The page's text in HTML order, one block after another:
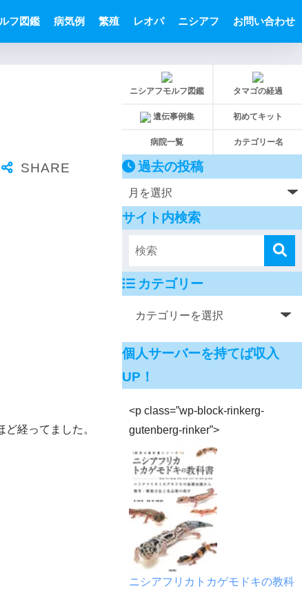
フ図鑑 病気例 繁殖 レオパ ニシアフ お問い合わせ
経ってました。
ニシアフモルフ図鑑 タマゴの経過
遺伝事例集 初めてキット
病院一覧 カテゴリー名
過去の投稿
サイト内検索
カテゴリー
個人サーバーを持てば収入
UP！
<p class=”wp-block-rinkerg-
gutenberg-rinker”>
ニシアフリカトカゲモドキの教科